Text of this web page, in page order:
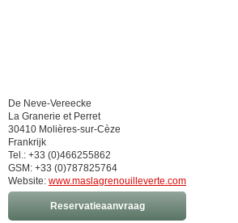
De Neve-Vereecke
La Granerie et Perret
30410 Molières-sur-Cèze
Frankrijk
Tel.: +33 (0)466255862
GSM: +33 (0)787825764
Website: www.maslagrenouilleverte.com
Reservatieaanvraag